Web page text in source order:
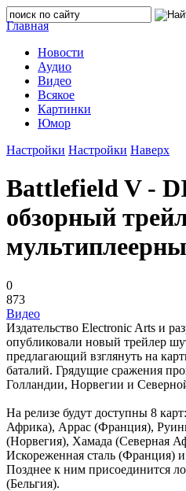
Главная
Новости
Аудио
Видео
Всякое
Картинки
Юмор
Настройки Настройки Наверх
Battlefield V -
обзорный
0
873
Видео
Издательство Electronic Arts и
опубликовали новый трейлер
предлагающий взглянуть на
баталий. Грядущие сражения
Голландии, Норвегии и
На релизе будут доступны 8
Африка), Аррас (Франция),
(Норвегия), Хамада (Северная
Искореженная сталь (Франция)
Позднее к ним присоединится
(Бельгия).